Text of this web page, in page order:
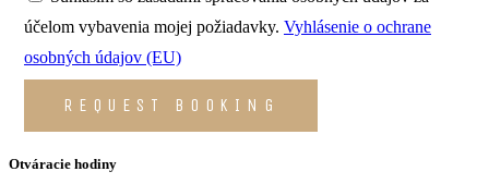
účelom vybavenia mojej požiadavky. Vyhlásenie o ochrane
osobných údajov (EU)
REQUEST BOOKING
Otváracie hodiny